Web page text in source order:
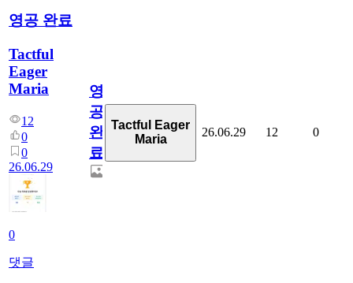
영공 완료
Tactful
Eager
Maria
12
0
0
26.06.29
0
댓글
영
공
완
료
Tactful Eager
Maria
26.06.29 12 0